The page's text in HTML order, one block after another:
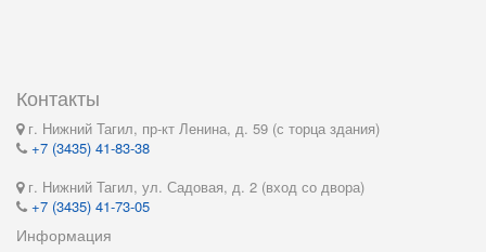
Контакты
г. Нижний Тагил, пр-кт Ленина, д. 59 (с торца здания)
+7 (3435) 41-83-38
г. Нижний Тагил, ул. Садовая, д. 2 (вход со двора)
+7 (3435) 41-73-05
Информация